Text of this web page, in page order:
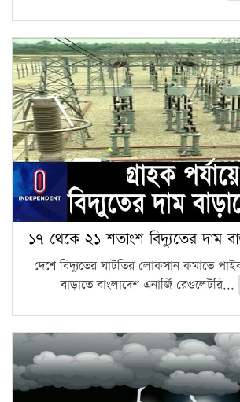
১৭ থেকে ২১ শতাংশ বিদ্যুতের দাম
দেশে বিদ্যুতের ঘাটতির লোকসান কমাতে
বাড়াতে বাংলাদেশ এনার্জি রেগুলেটরি...